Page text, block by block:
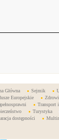
Główna Sejmik
Europejskie
Transport
Turystyka
dostępności